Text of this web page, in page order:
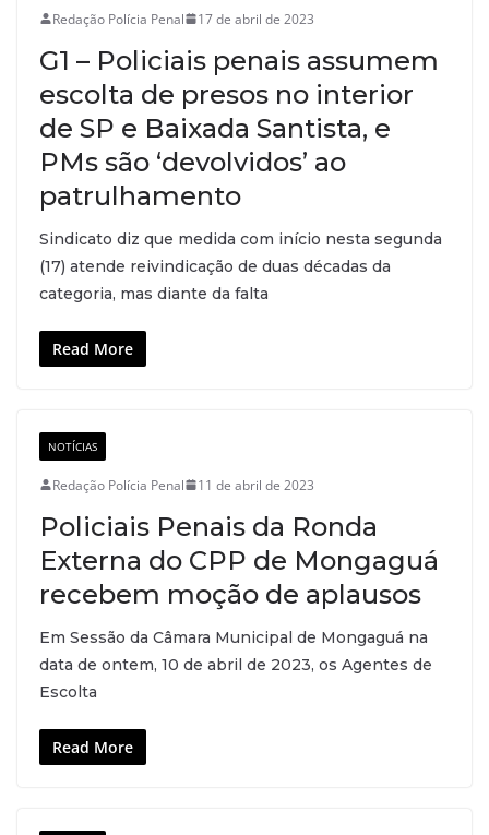
Redação Polícia Penal 17 de abril de 2023
G1 – Policiais penais assumem
escolta de presos no interior
de SP e Baixada Santista, e
PMs são ‘devolvidos’ ao
patrulhamento
Sindicato diz que medida com início nesta segunda
(17) atende reivindicação de duas décadas da
categoria, mas diante da falta
Read More
NOTÍCIAS
Redação Polícia Penal 11 de abril de 2023
Policiais Penais da Ronda
Externa do CPP de Mongaguá
recebem moção de aplausos
Em Sessão da Câmara Municipal de Mongaguá na
data de ontem, 10 de abril de 2023, os Agentes de
Escolta
Read More